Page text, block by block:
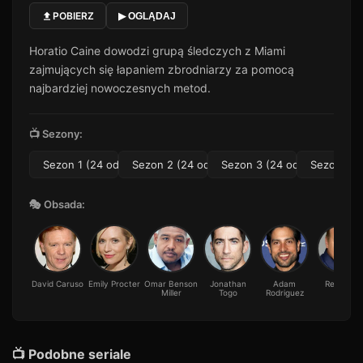
Odcinek 11
40 min · Sezon 1
12
28 min · Sezon 1
53 min · Sezon 1
54 min · Sezon 1
16 Odcinek 16
40 min · Sezon 1
17 Odcinek 17
28 min · Sezon 1
POBIERZ ▶ OGLĄDAJ
Horatio Caine dowodzi grupą śledczych z Miami
zajmujących się łapaniem zbrodniarzy za pomocą
najbardziej nowoczesnych metod.
📺 Sezony:
Sezon 1 (24 odc.) Sezon 2 (24 odc.)Sezon 3 (24 odc.)Sezon 4
🎭 Obsada:
David Caruso Emily Procter Omar Benson
Miller
Jonathan
Togo
Adam
Rodriguez
Rex Linn
📺 Podobne seriale